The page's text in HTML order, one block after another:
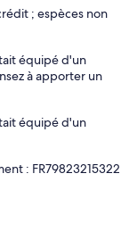
; espèces non
équipé d'un
à apporter un
équipé d'un
: FR79823215322